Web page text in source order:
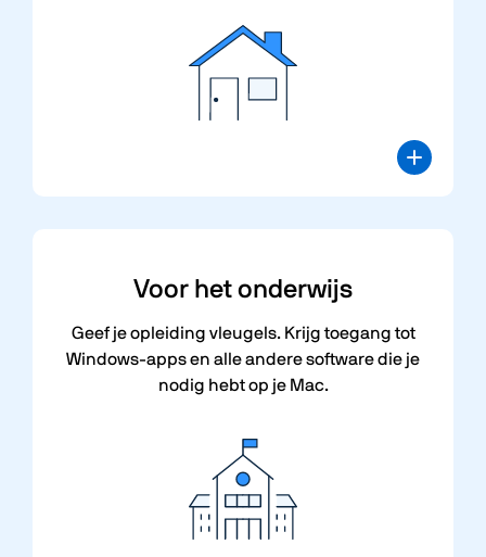
Voor het onderwijs
Geef je opleiding vleugels. Krijg toegang tot
Windows-apps en alle andere software die je
nodig hebt op je Mac.